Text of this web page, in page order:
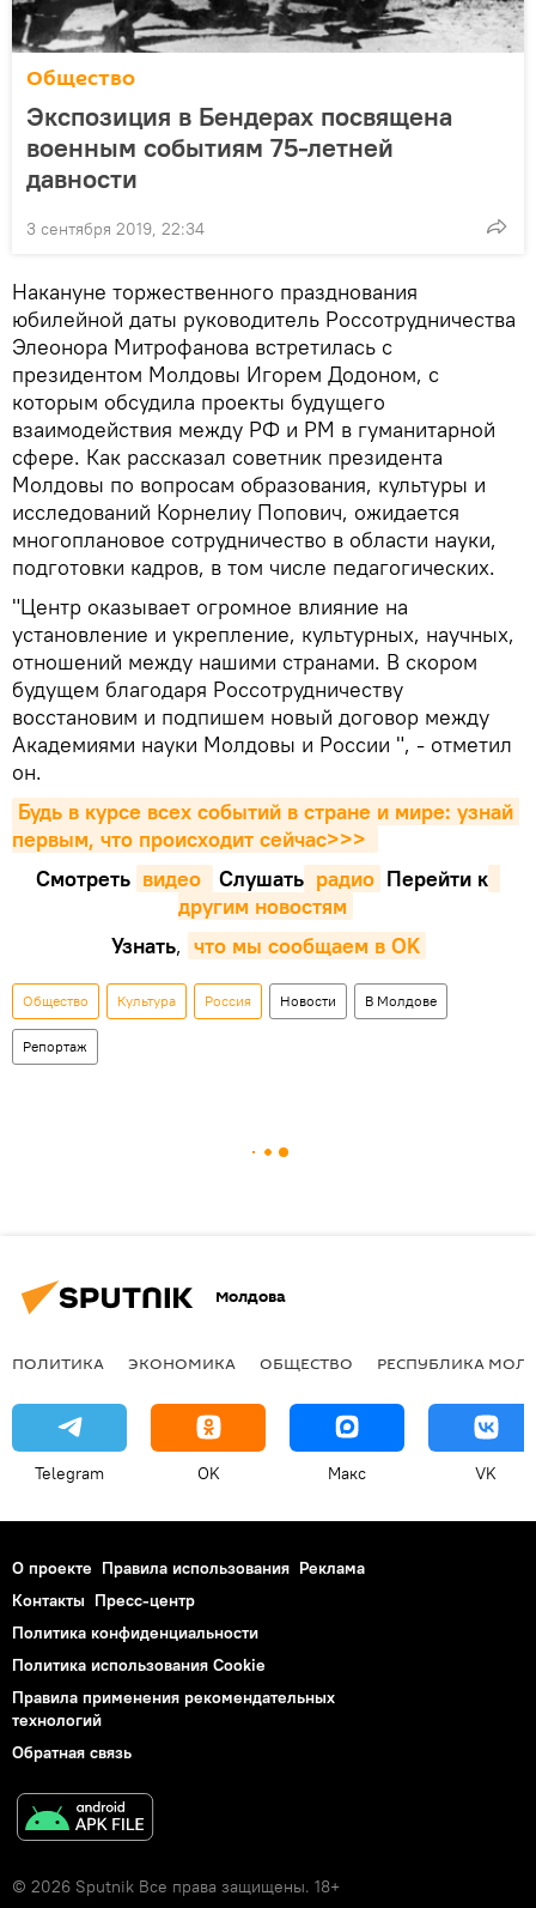
Общество
Экспозиция в Бендерах посвящена
военным событиям 75-летней
давности
3 сентября 2019, 22:34
Накануне торжественного празднования
юбилейной даты руководитель Россотрудничества
Элеонора Митрофанова встретилась с
президентом Молдовы Игорем Додоном, с
которым обсудила проекты будущего
взаимодействия между РФ и РМ в гуманитарной
сфере. Как рассказал советник президента
Молдовы по вопросам образования, культуры и
исследований Корнелиу Попович, ожидается
многоплановое сотрудничество в области науки,
подготовки кадров, в том числе педагогических.
"Центр оказывает огромное влияние на
установление и укрепление, культурных, научных,
отношений между нашими странами. В скором
будущем благодаря Россотрудничеству
восстановим и подпишем новый договор между
Академиями науки Молдовы и России ", - отметил
он.
Будь в курсе всех событий в стране и мире: узнай
первым, что происходит сейчаc>>>
Смотреть видео Cлушать радио Перейти к
другим новостям
Узнать, что мы сообщаем в OK
Общество Культура Россия Новости В Молдове
Репортаж
Молдова
ПОЛИТИКА ЭКОНОМИКА ОБЩЕСТВО РЕСПУБЛИКА
Telegram OK Макс VK
О проекте Правила использования Реклама
Контакты Пресс-центр
Политика конфиденциальности
Политика использования Cookie
Правила применения рекомендательных
технологий
Обратная связь
© 2026 Sputnik Все права защищены. 18+